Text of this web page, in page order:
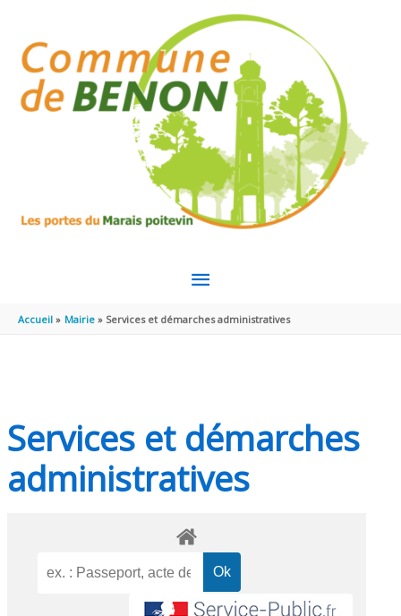
MENU
PRINCIPAL
Accueil Mairie Services et démarches administratives
Services et démarches
administratives